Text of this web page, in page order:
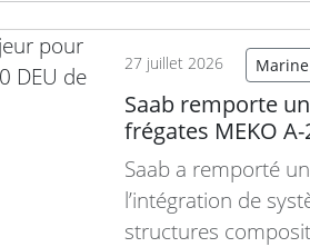
essentiels pour…
27 juillet 2026 Marine
Saab remporte
frégates MEKO
Saab a remporté
l’intégration de
structures